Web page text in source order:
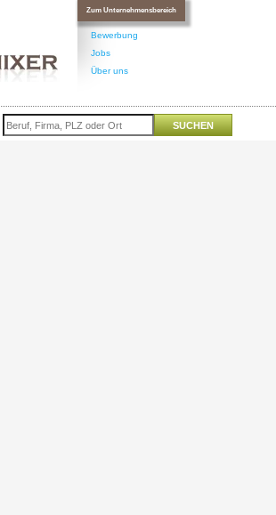
Zum Unternehmensbereich
Bewerbung
Jobs
Über uns